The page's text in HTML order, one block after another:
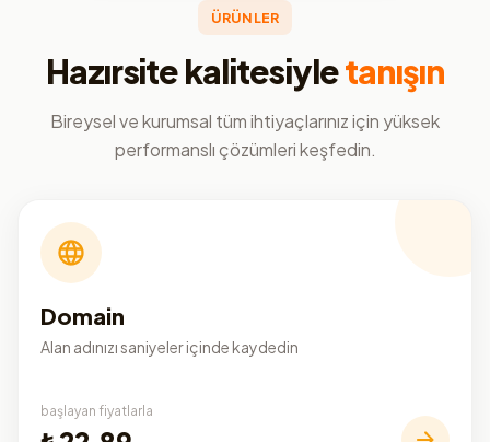
ÜRÜNLER
Hazırsite kalitesiyletanışın
Bireysel ve kurumsal tüm ihtiyaçlarınız için yüksek
performanslı çözümleri keşfedin.
Domain
Alan adınızı saniyeler içinde kaydedin
başlayan fiyatlarla